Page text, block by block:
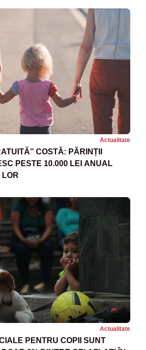
Actualitate
COSTĂ: PĂRINȚII
PESTE 10.000 LEI ANUAL
LOR
Actualitate
PENTRU COPII SUNT